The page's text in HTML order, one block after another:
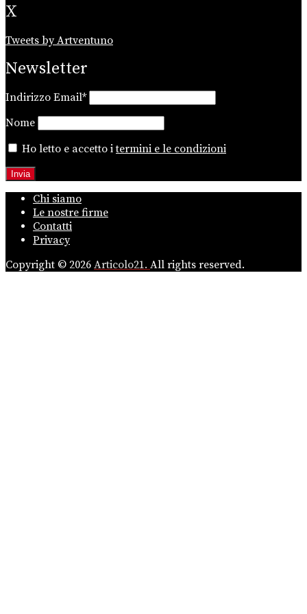
X
Tweets by Artventuno
Newsletter
Indirizzo Email*
Nome
Ho letto e accetto itermini e le condizioni
Chi siamo
Le nostre firme
Contatti
Privacy
Copyright © 2026 Articolo21. All rights reserved.